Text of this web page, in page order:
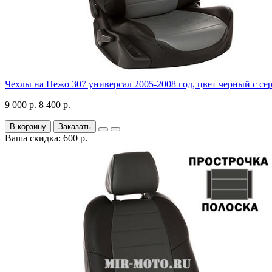
Чехлы на Пежо 307 универсал 2005-2008 год, цвет черный с
9 000 р. 8 400 р.
В корзину Заказать
Ваша скидка: 600 р.